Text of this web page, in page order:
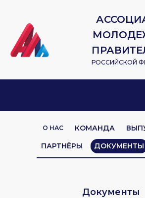
РОССИЙСКОЙ
О НАС КОМАНДА
ПАРТНЁРЫ ДОКУМЕНТЫ
Документы